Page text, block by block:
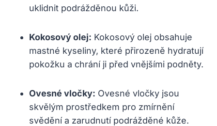
uklidnit podrážděnou kůži.
Kokosový olej: Kokosový olej obsahuje
mastné kyseliny, které přirozeně hydratují
pokožku a chrání ji před vnějšími podněty.
Ovesné vločky: Ovesné vločky jsou
skvělým prostředkem pro zmírnění
svědění a zarudnutí podrážděné kůže.